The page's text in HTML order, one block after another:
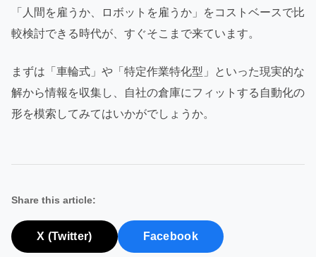
「人間を雇うか、ロボットを雇うか」をコストベースで比
較検討できる時代が、すぐそこまで来ています。
まずは「車輪式」や「特定作業特化型」といった現実的な
解から情報を収集し、自社の倉庫にフィットする自動化の
形を模索してみてはいかがでしょうか。
Share this article:
X (Twitter) Facebook